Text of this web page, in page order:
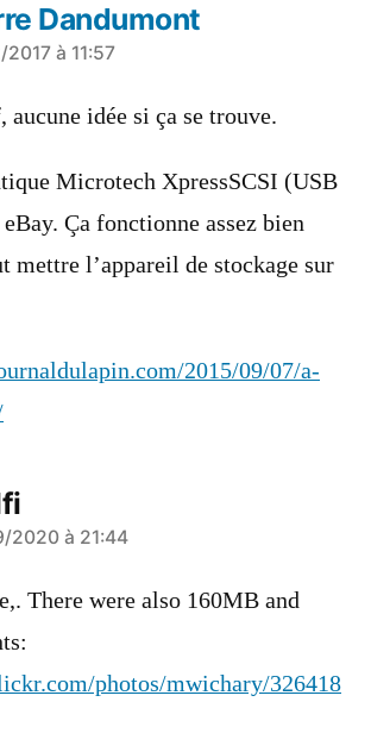
Dandumont
à 11:57
aucune idée si ça se trouve.
Microtech XpressSCSI (USB
Ça fonctionne assez bien
mettre l’appareil de stockage sur
2015/09/07/a-
2020 à 21:44
There were also 160MB and
photos/mwichary/326418